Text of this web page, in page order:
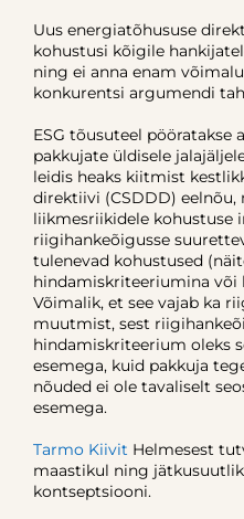
Uus energiatõhususe
kohustusi kõigile
ning ei anna enam
konkurentsi argumendi
ESG tõusuteel pööratakse
pakkujate üldisele
leidis heaks kiitmist
direktiivi (CSDDD) eelnõu,
liikmesriikidele kohustuse
riigihankeõigusse
tulenevad kohustused
hindamiskriteeriumina või
Võimalik, et see vajab ka
muutmist, sest
hindamiskriteerium oleks
esemega, kuid pakkuja
nõuded ei ole tavaliselt
esemega.
Tarmo Kiivit Helmesest
maastikul ning
kontseptsiooni.